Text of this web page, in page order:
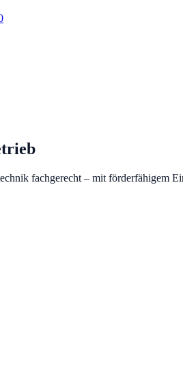
fachgerecht – mit förderfähigem